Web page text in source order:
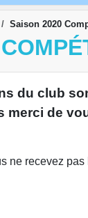
Saison 2020
du club
merci de
ne recevez